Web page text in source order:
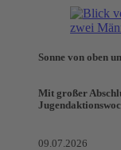
Sonne von oben
Mit großer
09.07.2026